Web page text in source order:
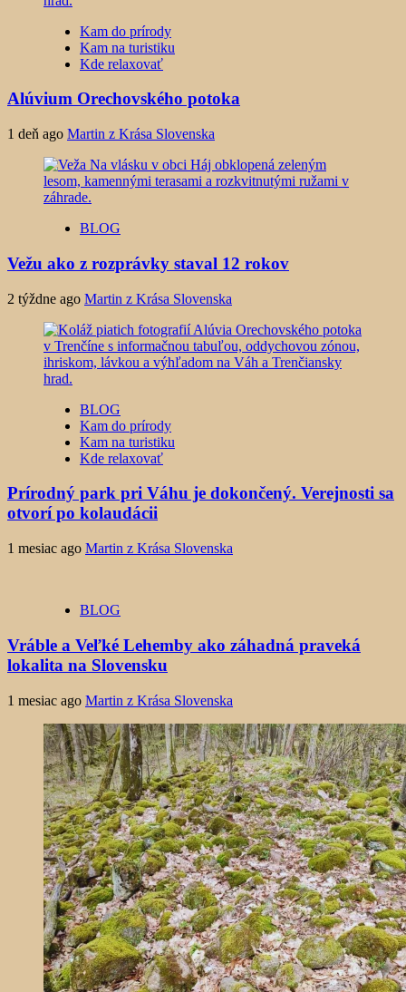
Kam do prírody
Kam na turistiku
Kde relaxovať
Alúvium Orechovského potoka
1 deň ago Martin z Krása Slovenska
BLOG
Vežu ako z rozprávky staval 12 rokov
2 týždne ago Martin z Krása Slovenska
BLOG
Kam do prírody
Kam na turistiku
Kde relaxovať
Prírodný park pri Váhu je dokončený. Verejnosti sa
otvorí po kolaudácii
1 mesiac ago Martin z Krása Slovenska
BLOG
Vráble a Veľké Lehemby ako záhadná praveká
lokalita na Slovensku
1 mesiac ago Martin z Krása Slovenska